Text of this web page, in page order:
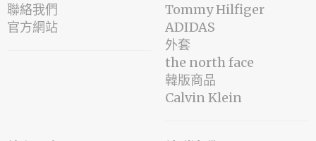
聯絡我們
官方網站
Tommy Hilfiger
ADIDAS
外套
the north face
韓版商品
Calvin Klein